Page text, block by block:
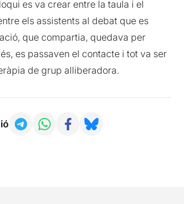
es va crear entre la taula i el
els assistents al debat que es
que compartia, quedava per
es passaven el contacte i tot va ser
de grup alliberadora.